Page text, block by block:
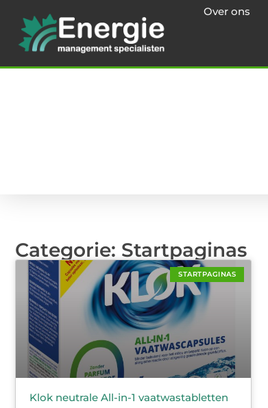
Over ons
Categorie: Startpaginas
STARTPAGINAS
Klok neutrale All-in-1 vaatwastabletten